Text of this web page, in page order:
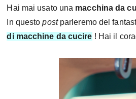
Hai mai usato una macchina da
In questopostparleremo del
di macchine da cucire ! Hai il